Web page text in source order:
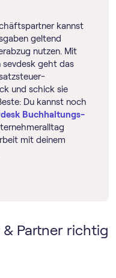
kannst
geltend
nutzen. Mit
sevdesk geht das
und schick sie
Du kannst noch
Buch­haltungs­
mit deinem
Partner richtig